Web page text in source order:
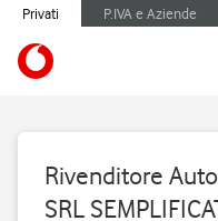
Privati P.IVA e Aziende
Rivenditore
SRL